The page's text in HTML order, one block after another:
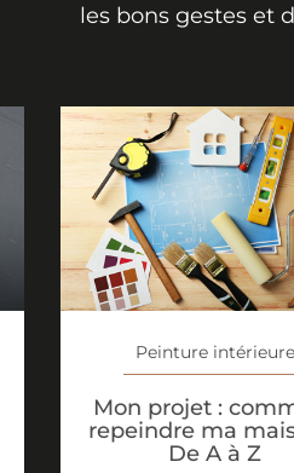
les bons gestes et
Peinture intérieure
Mon projet :
repeindre ma
De A à Z